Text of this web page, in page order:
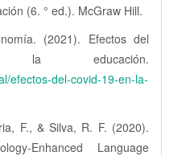
(6. ° ed.). McGraw Hill.
(2021). Efectos del
la educación.
efectos-del-covid-19-en-la-
F., & Silva, R. F. (2020).
Enhanced Language